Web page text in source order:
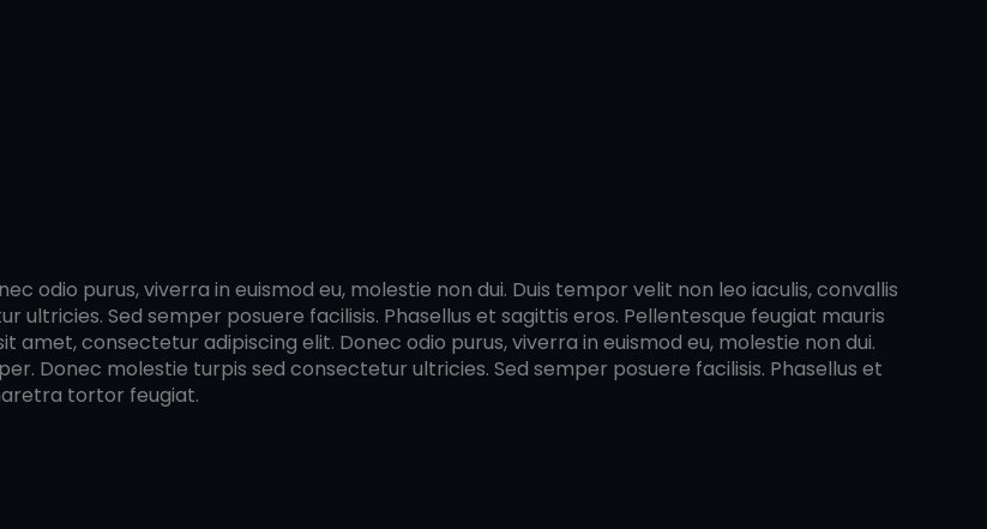
odio purus, viverra in euismod eu, molestie non dui. Duis tempor velit non leo iaculis, convallis
Sed semper posuere facilisis. Phasellus et sagittis eros. Pellentesque feugiat mauris
consectetur adipiscing elit. Donec odio purus, viverra in euismod eu, molestie non dui.
Donec molestie turpis sed consectetur ultricies. Sed semper posuere facilisis. Phasellus et
tortor feugiat.